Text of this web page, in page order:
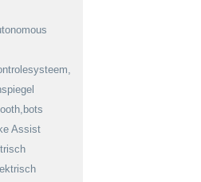
Assist